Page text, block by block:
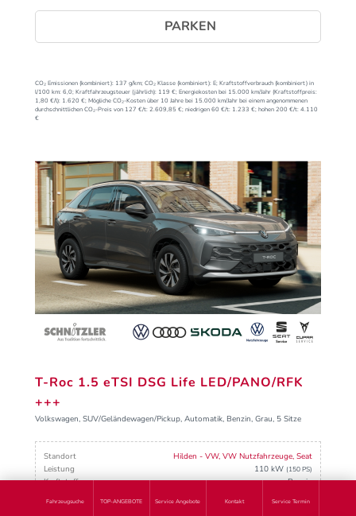
Fahrzeugsuche TOP-ANGEBOTE Service Angebote Kontakt Service Termin
PARKEN
CO₂ Emissionen (kombiniert): 137 g/km;CO₂ Klasse (kombiniert):E;Kraftstoffverbrauch (kombiniert) in
l/100 km:6,0;Kraftfahrzeugsteuer (jährlich): 119 €;Energiekosten bei 15.000 km/Jahr (Kraftstoffpreis:
1,80 €/l): 1.620 €;Mögliche CO₂-Kosten über 10 Jahre bei 15.000 km/Jahr bei einem angenommenen
durchschnittlichen CO₂-Preis von 127 €/t:2.609,85 €; niedrigen 60 €/t: 1.233 €; hohen 200 €/t: 4.110
€
T-Roc 1.5 eTSI DSG Life LED/PANO/RFK
+++
Volkswagen, SUV/Geländewagen/Pickup, Automatik, Benzin, Grau, 5 Sitze
Standort
Hilden - VW, VW Nutzfahrzeuge, Seat
Leistung
110 kW (150 PS)
Kraftstoff Benzin